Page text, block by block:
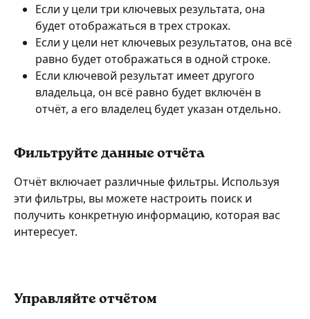
Если у цели три ключевых результата, она
будет отображаться в трех строках.
Если у цели нет ключевых результатов, она всё
равно будет отображаться в одной строке.
Если ключевой результат имеет другого
владельца, он всё равно будет включён в
отчёт, а его владелец будет указан отдельно.
Фильтруйте данные отчёта
Отчёт включает различные фильтры. Используя
эти фильтры, вы можете настроить поиск и
получить конкретную информацию, которая вас
интересует.
Управляйте отчётом